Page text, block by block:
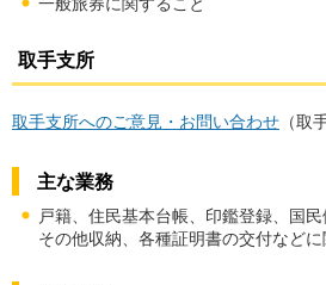
取手支所
取手支所へのご意見・お問い合わせ （取
主な業務
戸籍、住民基本台帳、印鑑登録、国
その他収納、各種証明書の交付などに